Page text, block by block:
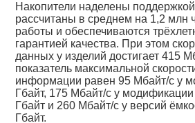
Накопители наделены
рассчитаны в среднем на 1,2 млн
работы и обеспечиваются
гарантией качества. При этом
данных у изделий достигает 415
показатель максимальной
информации равен 95 Мбайт/с у
Гбайт, 175 Мбайт/с у
Гбайт и 260 Мбайт/с у версий
Гбайт.